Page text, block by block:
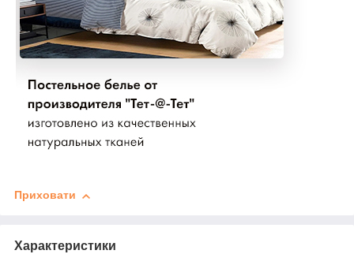
Приховати
Характеристики